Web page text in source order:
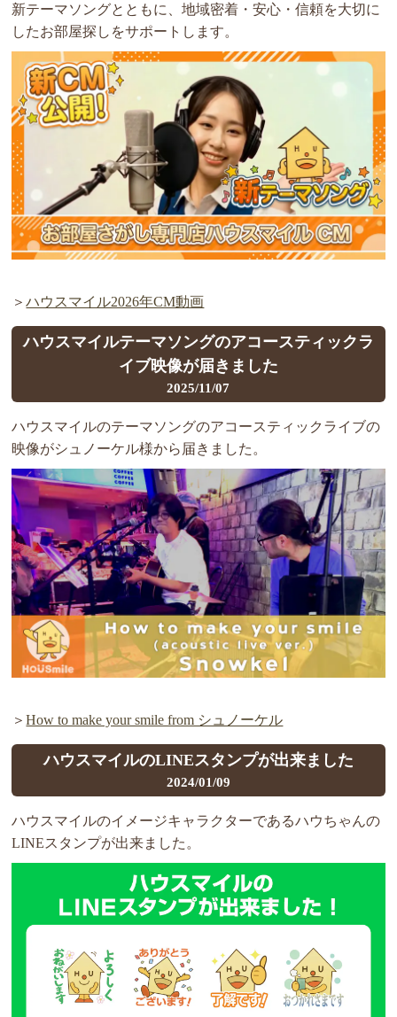
新テーマソングとともに、地域密着・安心・信頼を大切に
したお部屋探しをサポートします。
＞ハウスマイル2026年CM動画
ハウスマイルテーマソングのアコースティックラ
イブ映像が届きました
2025/11/07
ハウスマイルのテーマソングのアコースティックライブの
映像がシュノーケル様から届きました。
＞How to make your smile from シュノーケル
ハウスマイルのLINEスタンプが出来ました
2024/01/09
ハウスマイルのイメージキャラクターであるハウちゃんの
LINEスタンプが出来ました。